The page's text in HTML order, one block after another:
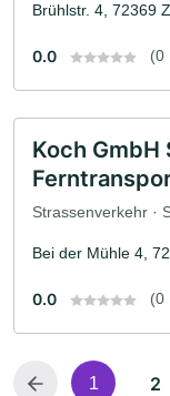
Brühlstr. 4, 72369
0.0 (0
Koch
Strassenverkehr ·
Bei der Mühle 4,
0.0 (0
1 2